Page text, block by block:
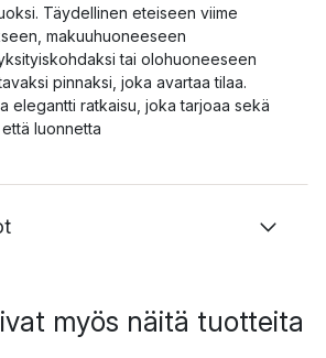
Täydellinen eteiseen viime
makuuhuoneeseen
tai olohuoneeseen
pinnaksi, joka avartaa tilaa.
elegantti ratkaisu, joka tarjoaa sekä
luonnetta
myös näitä tuotteita